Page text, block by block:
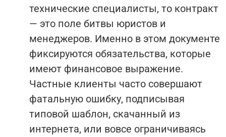
технические специалисты, то контракт
— это поле битвы юристов и
менеджеров. Именно в этом документе
фиксируются обязательства, которые
имеют финансовое выражение.
Частные клиенты часто совершают
фатальную ошибку, подписывая
типовой шаблон, скачанный из
интернета, или вовсе ограничиваясь